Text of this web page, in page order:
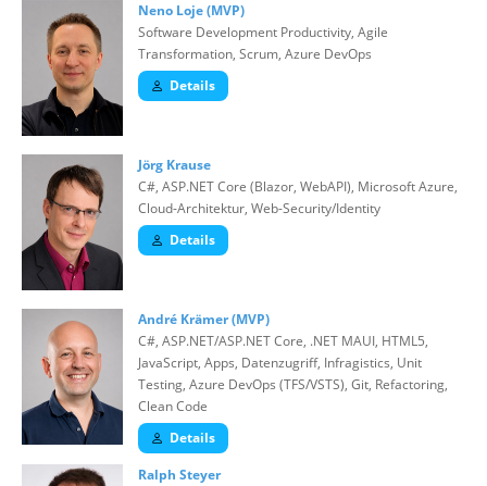
Neno Loje (MVP)
Software Development Productivity, Agile
Transformation, Scrum, Azure DevOps
Details
Jörg Krause
C#, ASP.NET Core (Blazor, WebAPI), Microsoft Azure,
Cloud-Architektur, Web-Security/Identity
Details
André Krämer (MVP)
C#, ASP.NET/ASP.NET Core, .NET MAUI, HTML5,
JavaScript, Apps, Datenzugriff, Infragistics, Unit
Testing, Azure DevOps (TFS/VSTS), Git, Refactoring,
Clean Code
Details
Ralph Steyer